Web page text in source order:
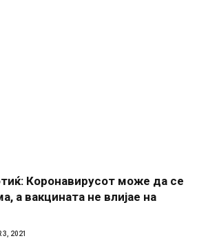
Коронавирусот може да се
а вакцината не влијае на
3, 2021